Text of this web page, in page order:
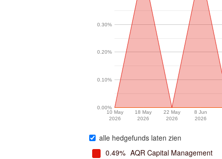
10 May
2026
18 May
2026
22 May
2026
8 Jun
2026
0.00%
0.10%
0.20%
0.30%
alle hedgefunds laten zien
0.49% AQR Capital Management